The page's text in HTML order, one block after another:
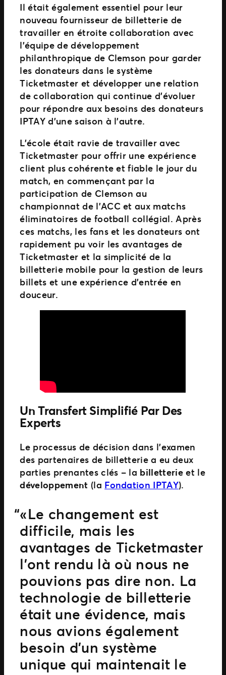
Il était également essentiel pour leur
nouveau fournisseur de billetterie de
travailler en étroite collaboration avec
l’équipe de développement
philanthropique de Clemson pour garder
les donateurs dans le système
Ticketmaster et développer une relation
de collaboration qui continue d’évoluer
pour répondre aux besoins des donateurs
IPTAY d’une saison à l’autre.
L’école était ravie de travailler avec
Ticketmaster pour offrir une expérience
client plus cohérente et fiable le jour du
match, en commençant par la
participation de Clemson au
championnat de l’ACC et aux matchs
éliminatoires de football collégial. Après
ces matchs, les fans et les donateurs ont
rapidement pu voir les avantages de
Ticketmaster et la simplicité de la
billetterie mobile pour la gestion de leurs
billets et une expérience d’entrée en
douceur.
Un Transfert Simplifié Par Des
Experts
Le processus de décision dans l’examen
des partenaires de billetterie a eu deux
parties prenantes clés – la billetterieet le
développement (la Fondation IPTAY).
« Le changement est
difficile, mais les
avantages de Ticketmaster
l’ont rendu là où nous ne
pouvions pas dire non. La
technologie de billetterie
était une évidence, mais
nous avions également
besoin d’un système
unique qui maintenait le